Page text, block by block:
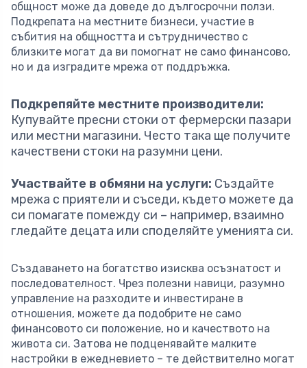
общност може да доведе до дългосрочни ползи.
Подкрепата на местните бизнеси, участие в
събития на общността и сътрудничество с
близките могат да ви помогнат не само финансово,
но и да изградите мрежа от поддръжка.
Подкрепяйте местните производители:
Купувайте пресни стоки от фермерски пазари
или местни магазини. Често така ще получите
качествени стоки на разумни цени.
Участвайте в обмяни на услуги: Създайте
мрежа с приятели и съседи, където можете да
си помагате помежду си – например, взаимно
гледайте децата или споделяйте уменията си.
Създаването на богатство изисква осъзнатост и
последователност. Чрез полезни навици, разумно
управление на разходите и инвестиране в
отношения, можете да подобрите не само
финансовото си положение, но и качеството на
живота си. Затова не подценявайте малките
настройки в ежедневието – те действително могат